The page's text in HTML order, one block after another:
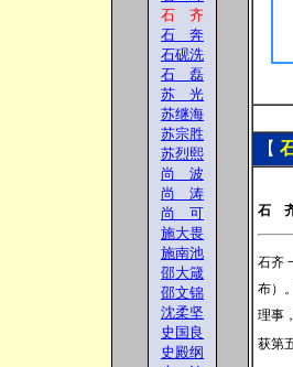
石 齐
石 奔
石砚洗
石 磊
苏 光
苏继海
苏宗胜
苏烈熙
尚 波
尚 涛
尚 可
施大畏
施南池
邵大箴
邵文锦
沈柔坚
史国良
史殿纲
【
石
石齐
布）
理事
获第